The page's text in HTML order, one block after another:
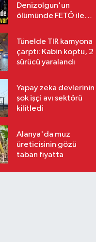
Denizolgun'un
ölümünde FETÖ ile
Tünelde TIR kamyona
çarptı: Kabin koptu, 2
sürücü yaralandı
Yapay zeka devlerinin
şok işçi avı sektörü
kilitledi
Alanya'da muz
üreticisinin gözü
taban fiyatta